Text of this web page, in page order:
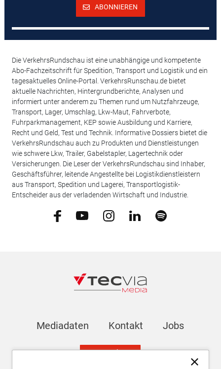
ABONNIEREN
Die VerkehrsRundschau ist eine unabhängige und kompetente
Abo-Fachzeitschrift für Spedition, Transport und Logistik und ein
tagesaktuelles Online-Portal. VerkehrsRunschau.de bietet
aktuelle Nachrichten, Hintergrundberichte, Analysen und
informiert unter anderem zu Themen rund um Nutzfahrzeuge,
Transport, Lager, Umschlag, Lkw-Maut, Fahrverbote,
Fuhrparkmanagement, KEP sowie Ausbildung und Karriere,
Recht und Geld, Test und Technik. Informative Dossiers bietet die
VerkehrsRundschau auch zu Produkten und Dienstleistungen
wie schwere Lkw, Trailer, Gabelstapler, Lagertechnik oder
Versicherungen. Die Leser der VerkehrsRundschau sind Inhaber,
Geschäftsführer, leitende Angestellte bei Logistikdienstleistern
aus Transport, Spedition und Lagerei, Transportlogistik-
Entscheider aus der verladenden Wirtschaft und Industrie.
Mediadaten Kontakt Jobs
Newsletter